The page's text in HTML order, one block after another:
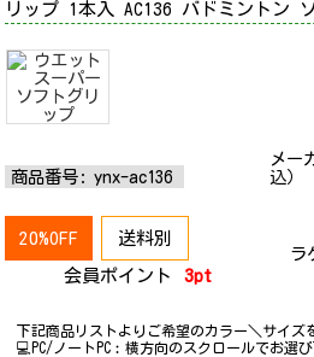
リップ 1本入 AC136 バドミントン
商品番号: ynx-ac136
メー
込）
20%OFF 送料別
会員ポイント 3pt
ラ
下記商品リストよりご希望のカラー＼サイズ
💻PC/ノートPC︰横方向のスクロールでお選び